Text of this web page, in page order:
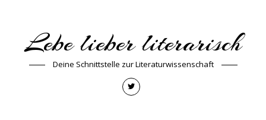
Lebe lieber literarisch
Deine Schnittstelle zur Literaturwissenschaft